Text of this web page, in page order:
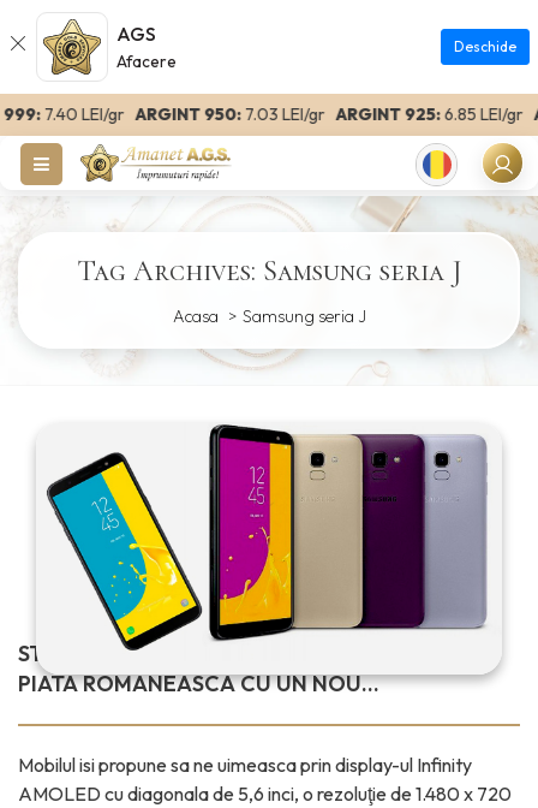
AGS
Afacere
Deschide
7.40 LEI/grARGINT 950:7.03 LEI/grARGINT 925:6.85 LEI/gr
Romanian
Tag Archives: Samsung seria J
Acasa Samsung seria J
STIATI CA SAMSUNG VA INTRA IN CURAND PE
PIATA ROMANEASCA CU UN NOU
Mobilul isi propune sa ne uimeasca prin display-ul Infinity
AMOLED cu diagonala de 5,6 inci, o rezoluţie de 1.480 x 720